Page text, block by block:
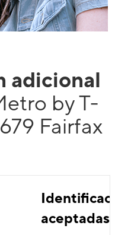
adicional
by T-
Fairfax
aceptadas